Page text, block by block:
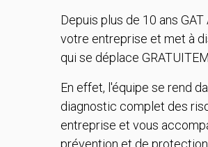
Depuis plus de 10 ans
votre entreprise et met à
qui se déplace
En effet, l'équipe se rend
diagnostic complet des
entreprise et vous
prévention et de